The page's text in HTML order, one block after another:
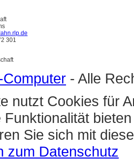
301
Computer - Alle
nutzt Cookies für
Funktionalität
Sie sich mit
zum Datenschutz